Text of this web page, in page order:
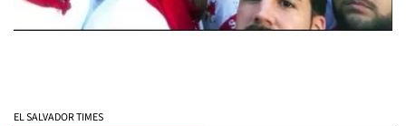
EL SALVADOR TIMES